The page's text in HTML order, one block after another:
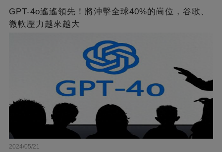
GPT-4o遙遙領先！將沖擊全球40%的崗位，谷歌、
微軟壓力越來越大
2024/05/21